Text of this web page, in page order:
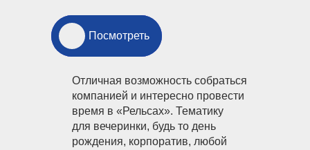
Отличная возможность собраться
компанией и интересно провести
время в «Рельсах». Тематику
для вечеринки, будь то день
рождения, корпоратив, любой
ПосмотретьПосмотреть